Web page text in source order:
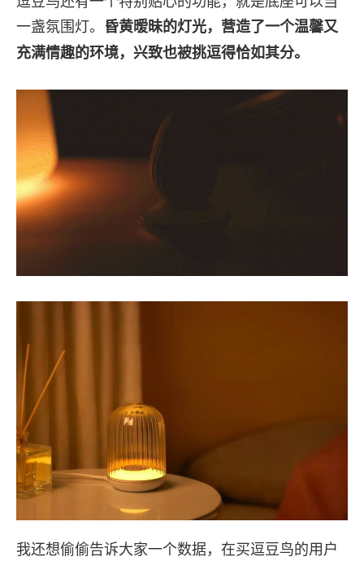
一盏氛围灯。 昏黄暧昧的灯光，营造了一个温馨又
充满情趣的环境，兴致也被挑逗得恰如其分。
我还想偷偷告诉大家一个数据，在买逗豆鸟的用户